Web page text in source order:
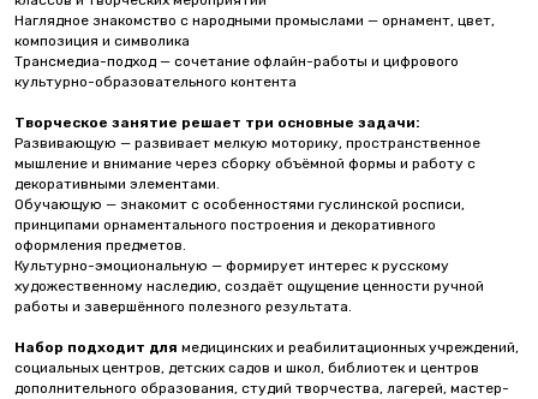
Наглядное знакомство с народными промыслами — орнамент, цвет,
композиция и символика
Трансмедиа-подход — сочетание офлайн-работы и цифрового
культурно-образовательного контента
Творческое занятие решает три основные задачи:
Развивающую — развивает мелкую моторику, пространственное
мышление и внимание через сборку объёмной формы и работу с
декоративными элементами.
Обучающую — знакомит с особенностями гуслинской росписи,
принципами орнаментального построения и декоративного
оформления предметов.
Культурно-эмоциональную — формирует интерес к русскому
художественному наследию, создаёт ощущение ценности ручной
работы и завершённого полезного результата.
Набор подходит для медицинских и реабилитационных учреждений,
социальных центров, детских садов и школ, библиотек и центров
дополнительного образования, студий творчества, лагерей, мастер-